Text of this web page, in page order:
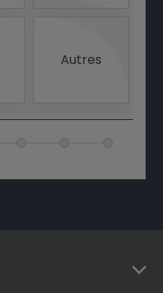
Autres